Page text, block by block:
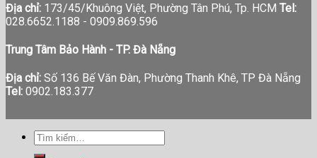
Địa chỉ: 173/45/Khuông Việt, Phường Tân Phú, Tp. HCM Tel:
028.6652.1188 - 0909.869.596
Trung Tâm Bảo Hành - TP. Đà Nẵng
Địa chỉ: Số 136 Bế Văn Đàn, Phường Thanh Khê, TP Đà Nẵng
Tel: 0902.183.377
Tìm
kiếm: